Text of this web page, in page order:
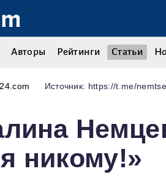
Авторы Рейтинги Статьи
Источник: https://t.me/
никому!»